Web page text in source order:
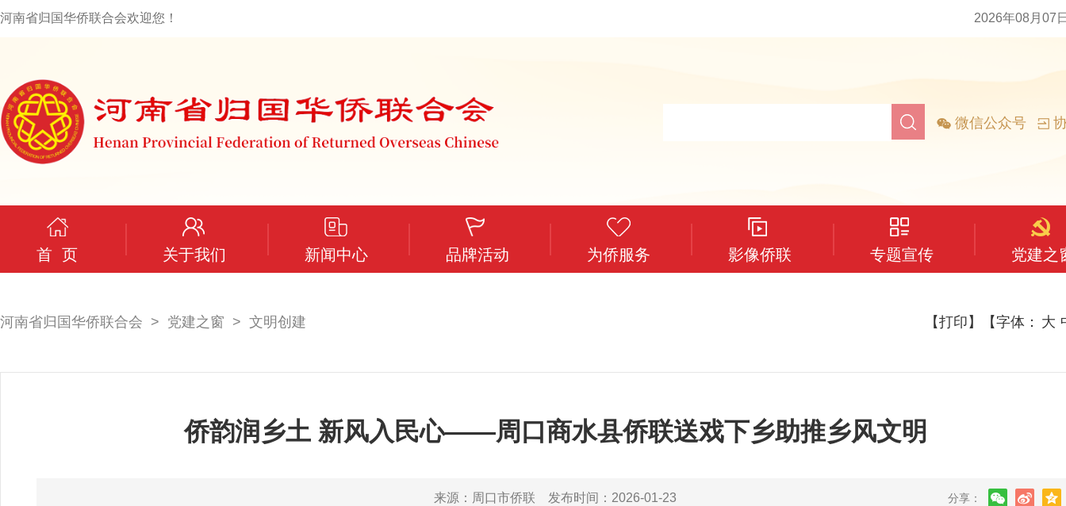
河南省归国华侨联合会欢迎您！ 2026年08月07
微信公众号
首 页 关于我们 新闻中心 品牌活动 为侨服务 影像侨联 专题宣传 党建之
河南省归国华侨联合会 党建之窗 文明创建 【打印】 【字体： 大
侨韵润乡土 新风入民心——周口商水县侨联送戏下乡助推乡风文明
来源： 周口市侨联 发布时间： 2026-01-23 分享：